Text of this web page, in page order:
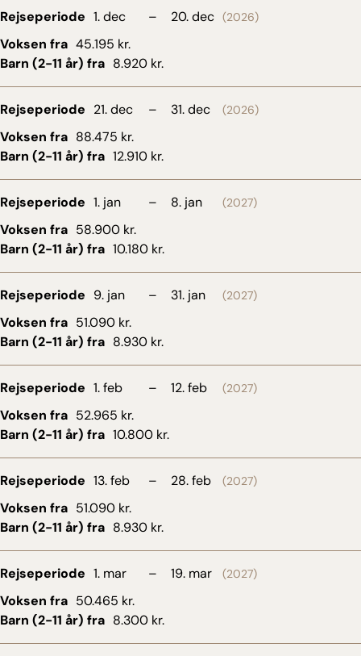
biograf.
Direkte ved stranden
Rejseperiode 1. dec – 20. dec (2026)
Voksen fra 45.195 kr.
Barn (2-11 år) fra 8.920 kr.
Rejseperiode 21. dec – 31. dec (2026)
Voksen fra 88.475 kr.
Barn (2-11 år) fra 12.910 kr.
Rejseperiode 1. jan – 8. jan (2027)
Voksen fra 58.900 kr.
Barn (2-11 år) fra 10.180 kr.
Rejseperiode 9. jan – 31. jan (2027)
Voksen fra 51.090 kr.
Barn (2-11 år) fra 8.930 kr.
Rejseperiode 1. feb – 12. feb (2027)
Voksen fra 52.965 kr.
Barn (2-11 år) fra 10.800 kr.
Rejseperiode 13. feb – 28. feb (2027)
Voksen fra 51.090 kr.
Barn (2-11 år) fra 8.930 kr.
Rejseperiode 1. mar – 19. mar (2027)
Voksen fra 50.465 kr.
Barn (2-11 år) fra 8.300 kr.